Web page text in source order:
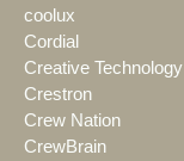
coolux
Cordial
Creative Technology
Crestron
Crew Nation
CrewBrain